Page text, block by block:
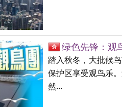
绿色先锋：观
踏入秋冬，大批候
保护区享受观鸟乐
然...